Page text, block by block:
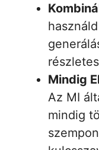
Mindig
Az MI
mindig